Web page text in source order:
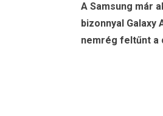
A Samsung már
bizonnyal
nemrég feltűnt a